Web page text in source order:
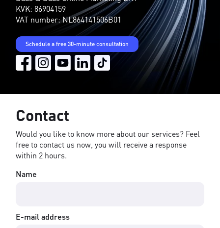
KVK: 86904159
VAT number: NL864141506B01
Schedule a free 30-minute consultation
Contact
Would you like to know more about our services? Feel
free to contact us now, you will receive a response
within 2 hours.
Name
E-mail address